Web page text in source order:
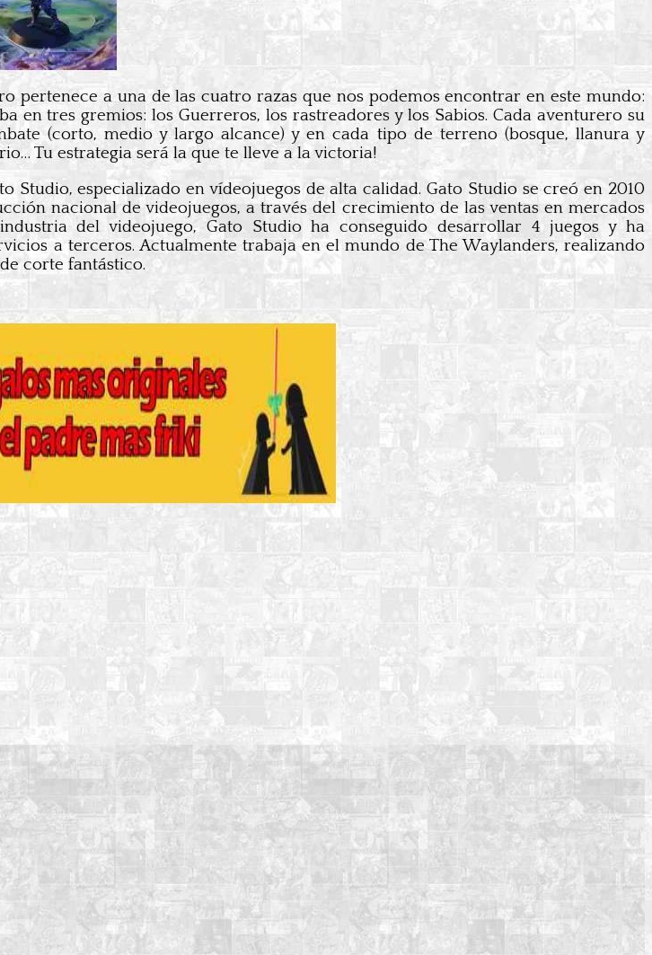
pertenece a una de las cuatro razas que nos podemos encontrar en este mundo:
en tres gremios: los Guerreros, los rastreadores y los Sabios. Cada aventurero su
(corto, medio y largo alcance) y en cada tipo de terreno (bosque, llanura y
Tu estrategia será la que te lleve a la victoria!
especializado en vídeojuegos de alta calidad. Gato Studio se creó en 2010
nacional de videojuegos, a través del crecimiento de las ventas en mercados
del videojuego, Gato Studio ha conseguido desarrollar 4 juegos y ha
a terceros. Actualmente trabaja en el mundo de The Waylanders, realizando
corte fantástico.